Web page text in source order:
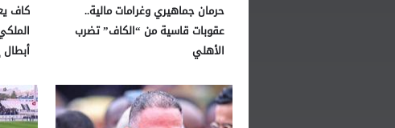
حرمان جماهيري وغرامات مالية..
عقوبات قاسية من “الكاف” تضرب
الأهلي
كاف
أبطال